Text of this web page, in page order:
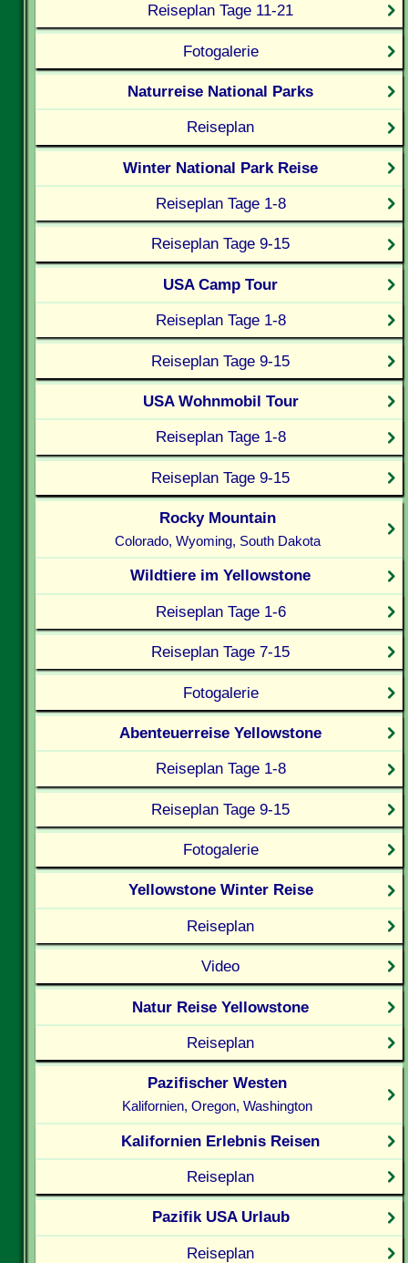
Reiseplan Tage 11-21
Fotogalerie
Naturreise National Parks
Reiseplan
Winter National Park Reise
Reiseplan Tage 1-8
Reiseplan Tage 9-15
USA Camp Tour
Reiseplan Tage 1-8
Reiseplan Tage 9-15
USA Wohnmobil Tour
Reiseplan Tage 1-8
Reiseplan Tage 9-15
Rocky Mountain
Colorado, Wyoming, South Dakota
Wildtiere im Yellowstone
Reiseplan Tage 1-6
Reiseplan Tage 7-15
Fotogalerie
Abenteuerreise Yellowstone
Reiseplan Tage 1-8
Reiseplan Tage 9-15
Fotogalerie
Yellowstone Winter Reise
Reiseplan
Video
Natur Reise Yellowstone
Reiseplan
Pazifischer Westen
Kalifornien, Oregon, Washington
Kalifornien Erlebnis Reisen
Reiseplan
Pazifik USA Urlaub
Reiseplan